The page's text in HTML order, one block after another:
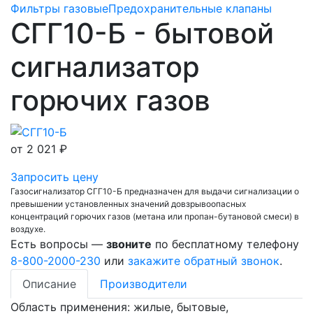
Фильтры газовыеПредохранительные клапаны
СГГ10-Б - бытовой
сигнализатор
горючих газов
от 2 021 ₽
Запросить цену
Газосигнализатор СГГ10-Б предназначен для выдачи сигнализации о
превышении установленных значений довзрывоопасных
концентраций горючих газов (метана или пропан-бутановой смеси) в
воздухе.
Есть вопросы — звоните по бесплатному телефону
8-800-2000-230 или закажите обратный звонок.
Описание
Производители
Область применения: жилые, бытовые,